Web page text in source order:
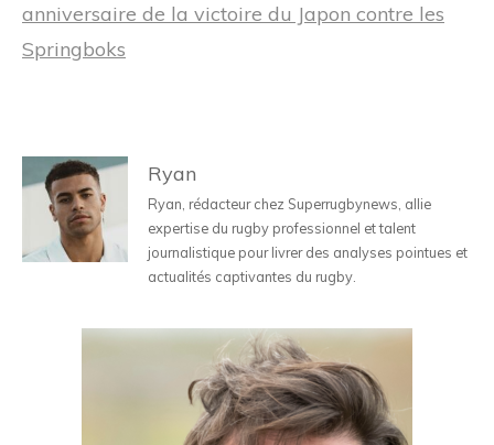
anniversaire de la victoire du Japon contre les
Springboks
Ryan
Ryan, rédacteur chez Superrugbynews, allie
expertise du rugby professionnel et talent
journalistique pour livrer des analyses pointues et
actualités captivantes du rugby.